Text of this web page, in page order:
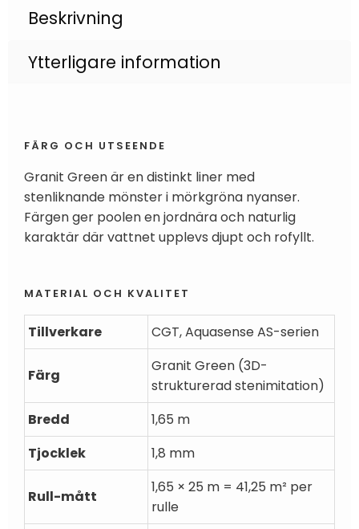
Beskrivning
Ytterligare information
FÄRG OCH UTSEENDE
Granit Green är en distinkt liner med
stenliknande mönster i mörkgröna nyanser.
Färgen ger poolen en jordnära och naturlig
karaktär där vattnet upplevs djupt och rofyllt.
MATERIAL OCH KVALITET
Tillverkare CGT, Aquasense AS-serien
Färg
Granit Green (3D-
strukturerad stenimitation)
Bredd
1,65 m
Tjocklek
1,8 mm
Rull-mått
1,65 × 25 m = 41,25 m² per
rulle